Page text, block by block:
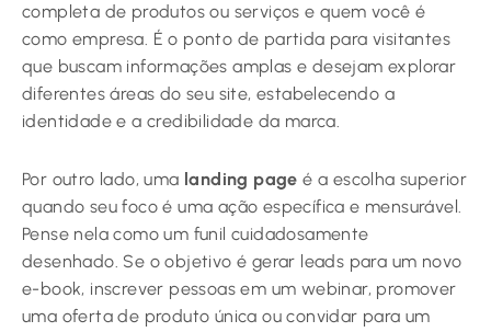
completa de produtos ou serviços e quem você é
como empresa. É o ponto de partida para visitantes
que buscam informações amplas e desejam explorar
diferentes áreas do seu site, estabelecendo a
identidade e a credibilidade da marca.
Por outro lado, uma landing page é a escolha superior
quando seu foco é uma ação específica e mensurável.
Pense nela como um funil cuidadosamente
desenhado. Se o objetivo é gerar leads para um novo
e-book, inscrever pessoas em um webinar, promover
uma oferta de produto única ou convidar para um